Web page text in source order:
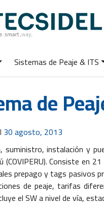
Sistemas de Peaje & ITS
de
30 agosto, 2013
suministro, instalación y
(COVIPERU). Consiste en
prepago y tags pasivos
de peaje, tarifas
el SW a nivel de vía,